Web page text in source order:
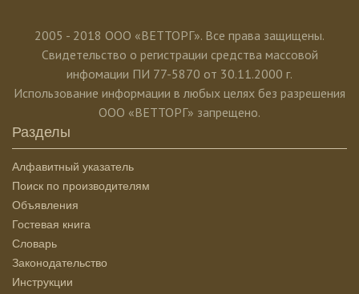
2005 - 2018 ООО «ВЕТТОРГ». Все права защищены.
Свидетельство о регистрации средства массовой
инфомации ПИ 77-5870 от 30.11.2000 г.
Использование информации в любых целях без разрешения
ООО «ВЕТТОРГ» запрещено.
Разделы
Алфавитный указатель
Поиск по производителям
Объявления
Гостевая книга
Словарь
Законодательство
Инструкции